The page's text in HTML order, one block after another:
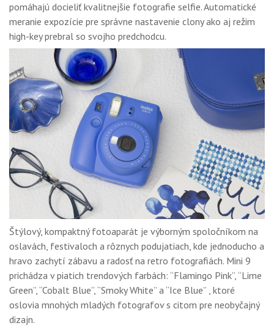
pomáhajú docieliť kvalitnejšie fotografie selfie. Automatické
meranie expozície pre správne nastavenie clony ako aj režim
high-key prebral so svojho predchodcu.
Štýlový, kompaktný fotoaparát je výborným spoločníkom na
oslavách, festivaloch a rôznych podujatiach, kde jednoducho a
hravo zachytí zábavu a radosť na retro fotografiách. Mini 9
prichádza v piatich trendových farbách: “Flamingo Pink”, “Lime
Green”, “Cobalt Blue”, “Smoky White” a “Ice Blue” , ktoré
oslovia mnohých mladých fotografov s citom pre neobyčajný
dizajn.